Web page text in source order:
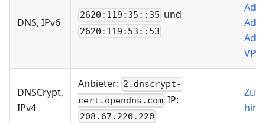
DNS, IPv6
2620:119:35::35 und
2620:119:53::53
Add
VPN
DNSCrypt,
IPv4
Anbieter: 2.dnscrypt-
cert.opendns.com IP:
208.67.220.220
Zu